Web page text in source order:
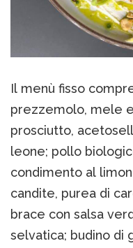
Il menù fisso
prezzemolo, mele
prosciutto,
leone; pollo
condimento al
candite, purea di
brace con salsa
selvatica; budino di